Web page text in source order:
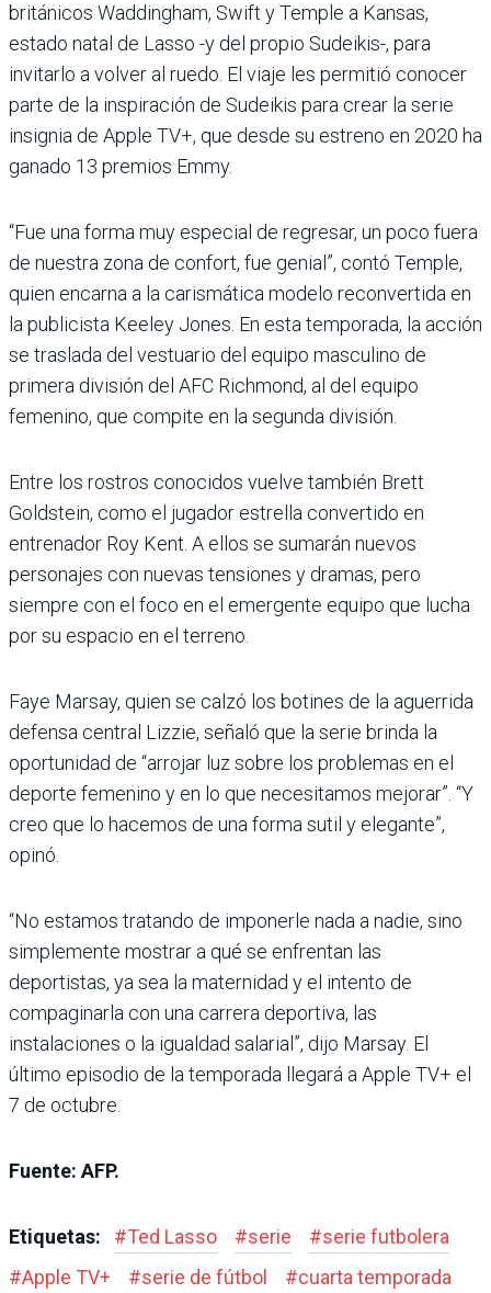
británicos Waddingham, Swift y Temple a Kansas,
estado natal de Lasso -y del propio Sudeikis-, para
invitarlo a volver al ruedo. El viaje les permitió conocer
parte de la inspiración de Sudeikis para crear la serie
insignia de Apple TV+, que desde su estreno en 2020 ha
ganado 13 premios Emmy.
“Fue una forma muy especial de regresar, un poco fuera
de nuestra zona de confort, fue genial”, contó Temple,
quien encarna a la carismática modelo reconvertida en
la publicista Keeley Jones. En esta temporada, la acción
se traslada del vestuario del equipo masculino de
primera división del AFC Richmond, al del equipo
femenino, que compite en la segunda división.
Entre los rostros conocidos vuelve también Brett
Goldstein, como el jugador estrella convertido en
entrenador Roy Kent. A ellos se sumarán nuevos
personajes con nuevas tensiones y dramas, pero
siempre con el foco en el emergente equipo que lucha
por su espacio en el terreno.
Faye Marsay, quien se calzó los botines de la aguerrida
defensa central Lizzie, señaló que la serie brinda la
oportunidad de “arrojar luz sobre los problemas en el
deporte femenino y en lo que necesitamos mejorar”. “Y
creo que lo hacemos de una forma sutil y elegante”,
opinó.
“No estamos tratando de imponerle nada a nadie, sino
simplemente mostrar a qué se enfrentan las
deportistas, ya sea la maternidad y el intento de
compaginarla con una carrera deportiva, las
instalaciones o la igualdad salarial”, dijo Marsay. El
último episodio de la temporada llegará a Apple TV+ el
7 de octubre.
Fuente: AFP.
Etiquetas: #Ted Lasso #serie #serie futbolera
#Apple TV+ #serie de fútbol #cuarta temporada